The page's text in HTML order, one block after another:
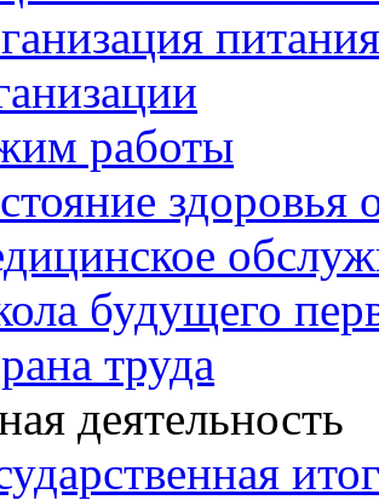
работы
будущего
труда
деятельность